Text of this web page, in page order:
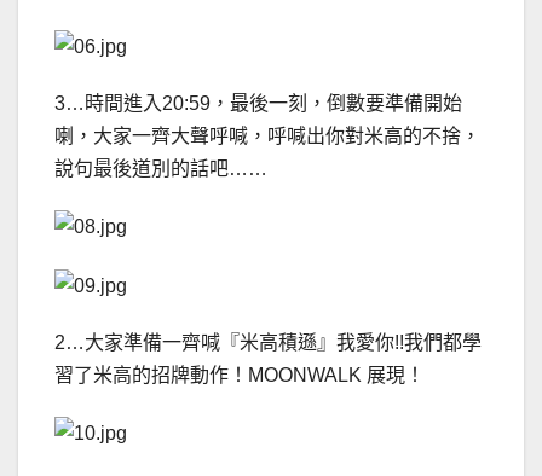
3…時間進入20:59，最後一刻，倒數要準備開始
喇，大家一齊大聲呼喊，呼喊出你對米高的不捨，
說句最後道別的話吧……
2…大家準備一齊喊『米高積遜』我愛你!!我們都學
習了米高的招牌動作！MOONWALK 展現！